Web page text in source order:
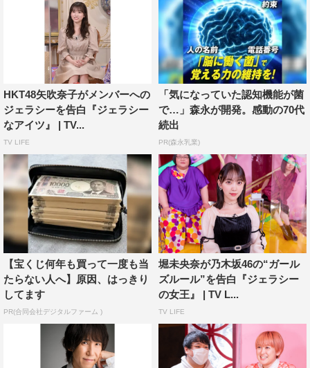
さらに、IZ*ONEでも活動を共にし、先日HKT48を卒業し
た宮脇咲良から、矢吹へのジェラシーが寄せられる。ま
た、矢吹は自身のInstagramで、ある投稿をフォルダ名
「♡」で保存しているという。その内容とは。
嫉妬する相手を聞かれた田中は、「○○ちゃん、許せない
んだよね」と堂々と宣言。芸人として自分の武器を見詰め
すなど、論理的な思考も持ちながら仕事に向き合う田中だ
が、ここでは感情的な言葉が爆発する。
DAIGOは、自らを「めちゃくちゃ嫉妬するタイプ」と分
析。ライバルを聞かれると、ゴールデンボンバーの名を挙
げ、意外な理由を明かす。
『禁断の嫉妬調査 ジェラシーなアイツ』
MBS／TBS系
2021年7月12日（月）後9・30～10・57
番組公式サイト：https://www.mbs.jp/jealousy/
HKT48矢吹奈子がメンバーへの
ジェラシーを告白『ジェラシー
なアイツ』 | TV...
TV LIFE
「気になっていた認知機能が菌
で…」森永が開発。感動の70代
続出
PR(森永乳業)
【宝くじ何年も買って一度も当
たらない人へ】原因、はっきり
してます
PR(合同会社デジタルファーム )
堀未央奈が乃木坂46の“ガール
ズルール”を告白『ジェラシー
の女王』 | TV L...
TV LIFE